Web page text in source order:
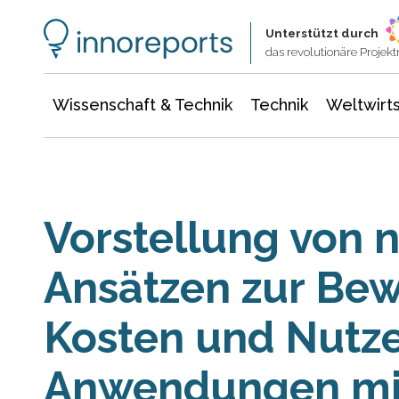
Unterstützt durch
das revolutionäre
Wissenschaft & Technik Technik
Vorstellung von
Ansätzen zur
Kosten und
Anwendungen